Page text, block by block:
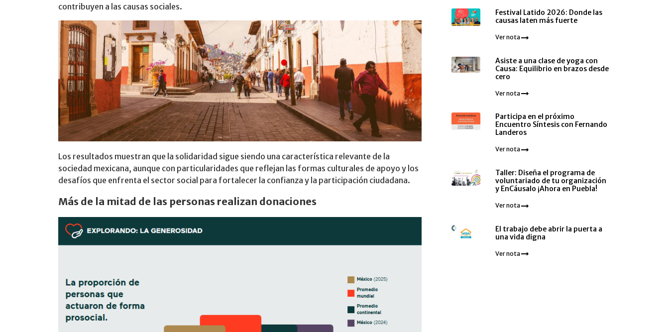
contribuyen a las causas sociales.
Los resultados muestran que la solidaridad sigue siendo una característica relevante de la
sociedad mexicana, aunque con particularidades que reflejan las formas culturales de apoyo y los
desafíos que enfrenta el sector social para fortalecer la confianza y la participación ciudadana.
Más de la mitad de las personas realizan donaciones
Festival Latido 2026: Donde las
causas laten más fuerte
Ver nota
Asiste a una clase de yoga con
Causa: Equilibrio en brazos desde
cero
Ver nota
Participa en el próximo
Encuentro Síntesis con Fernando
Landeros
Ver nota
Taller: Diseña el programa de
voluntariado de tu organización
y EnCáusalo ¡Ahora en Puebla!
Ver nota
El trabajo debe abrir la puerta a
una vida digna
Ver nota